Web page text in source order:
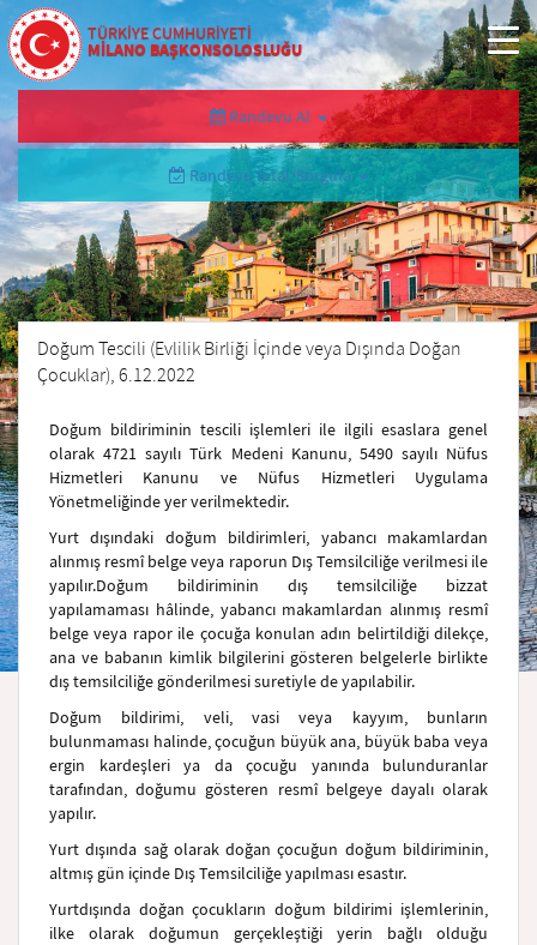
TÜRKİYE CUMHURİYETİ
MİLANO BAŞKONSOLOSLUĞU
Randevu Al
Randevu İptal/Sorgula
Doğum Tescili (Evlilik Birliği İçinde veya Dışında Doğan
Çocuklar), 6.12.2022
Doğum bildiriminin tescili işlemleri ile ilgili esaslara genel
olarak 4721 sayılı Türk Medeni Kanunu, 5490 sayılı Nüfus
Hizmetleri Kanunu ve Nüfus Hizmetleri Uygulama
Yönetmeliğinde yer verilmektedir.
Yurt dışındaki doğum bildirimleri, yabancı makamlardan
alınmış resmî belge veya raporun Dış Temsilciliğe verilmesi ile
yapılır.Doğum bildiriminin dış temsilciliğe bizzat
yapılamaması hâlinde, yabancı makamlardan alınmış resmî
belge veya rapor ile çocuğa konulan adın belirtildiği dilekçe,
ana ve babanın kimlik bilgilerini gösteren belgelerle birlikte
dış temsilciliğe gönderilmesi suretiyle de yapılabilir.
Doğum bildirimi, veli, vasi veya kayyım, bunların
bulunmaması halinde, çocuğun büyük ana, büyük baba veya
ergin kardeşleri ya da çocuğu yanında bulunduranlar
tarafından, doğumu gösteren resmî belgeye dayalı olarak
yapılır.
Yurt dışında sağ olarak doğan çocuğun doğum bildiriminin,
altmış gün içinde Dış Temsilciliğe yapılması esastır.
Yurtdışında doğan çocukların doğum bildirimi işlemlerinin,
ilke olarak doğumun gerçekleştiği yerin bağlı olduğu